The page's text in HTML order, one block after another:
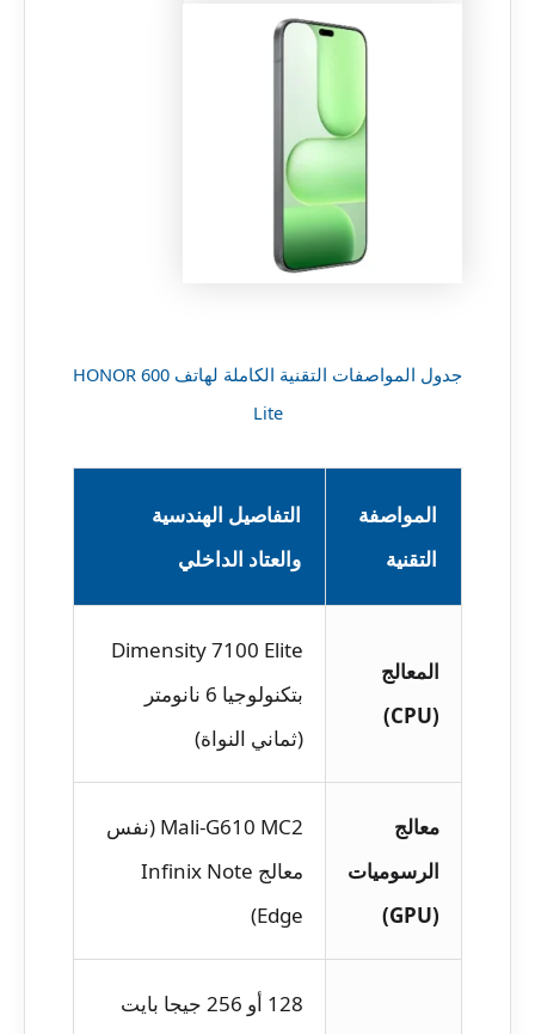
جدول المواصفات التقنية الكاملة لهاتف HONOR 600
Lite
المواصفة
التقنية
التفاصيل الهندسية
والعتاد الداخلي
المعالج
(CPU)
Dimensity 7100 Elite
بتكنولوجيا 6 نانومتر
(ثماني النواة)
معالج
الرسوميات
(GPU)
Mali-G610 MC2 (نفس
معالج Infinix Note
Edge)
128 أو 256 جيجا بايت